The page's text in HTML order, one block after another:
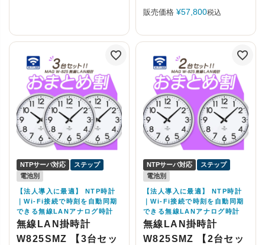
販売価格 ¥57,800税込
NTPサーバ対応
ステップ
電池別
【法人導入に最適】 NTP時計
｜Wi-Fi接続で時刻を自動同期
できる無線LANアナログ時計
無線LAN掛時計
W825SMZ 【3台セッ
NTPサーバ対応
ステップ
電池別
【法人導入に最適】 NTP時計
｜Wi-Fi接続で時刻を自動同期
できる無線LANアナログ時計
無線LAN掛時計
W825SMZ 【2台セッ